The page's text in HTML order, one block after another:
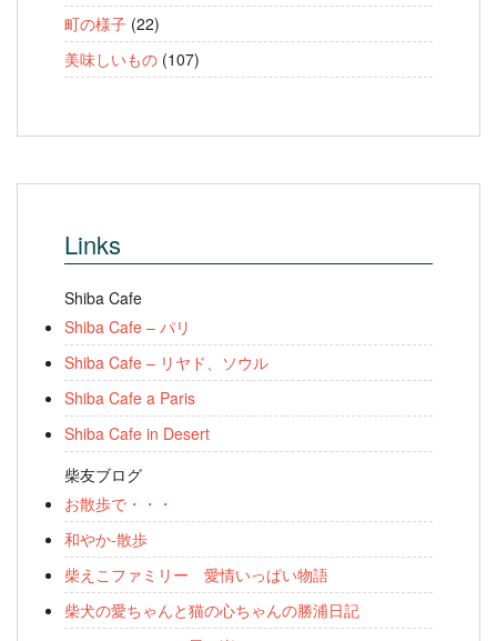
町の様子 (22)
美味しいもの (107)
Links
Shiba Cafe
Shiba Cafe – パリ
Shiba Cafe – リヤド、ソウル
Shiba Cafe a Paris
Shiba Cafe in Desert
柴友ブログ
お散歩で・・・
和やか-散歩
柴えこファミリー 愛情いっぱい物語
柴犬の愛ちゃんと猫の心ちゃんの勝浦日記